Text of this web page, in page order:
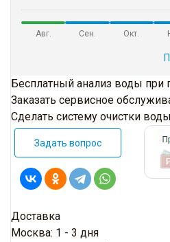
Авг. Сен. Окт.
Бесплатный анализ воды при
Заказать сервисное
Сделать систему очистки
Задать вопрос
Доставка
Москва: 1 - 3 дня